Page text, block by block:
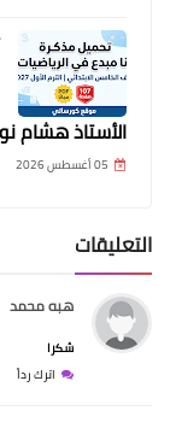
الأستاذ هشام
05 أغسطس 2026
التعليقات
هبه محمد
شكرا
اترك رداً